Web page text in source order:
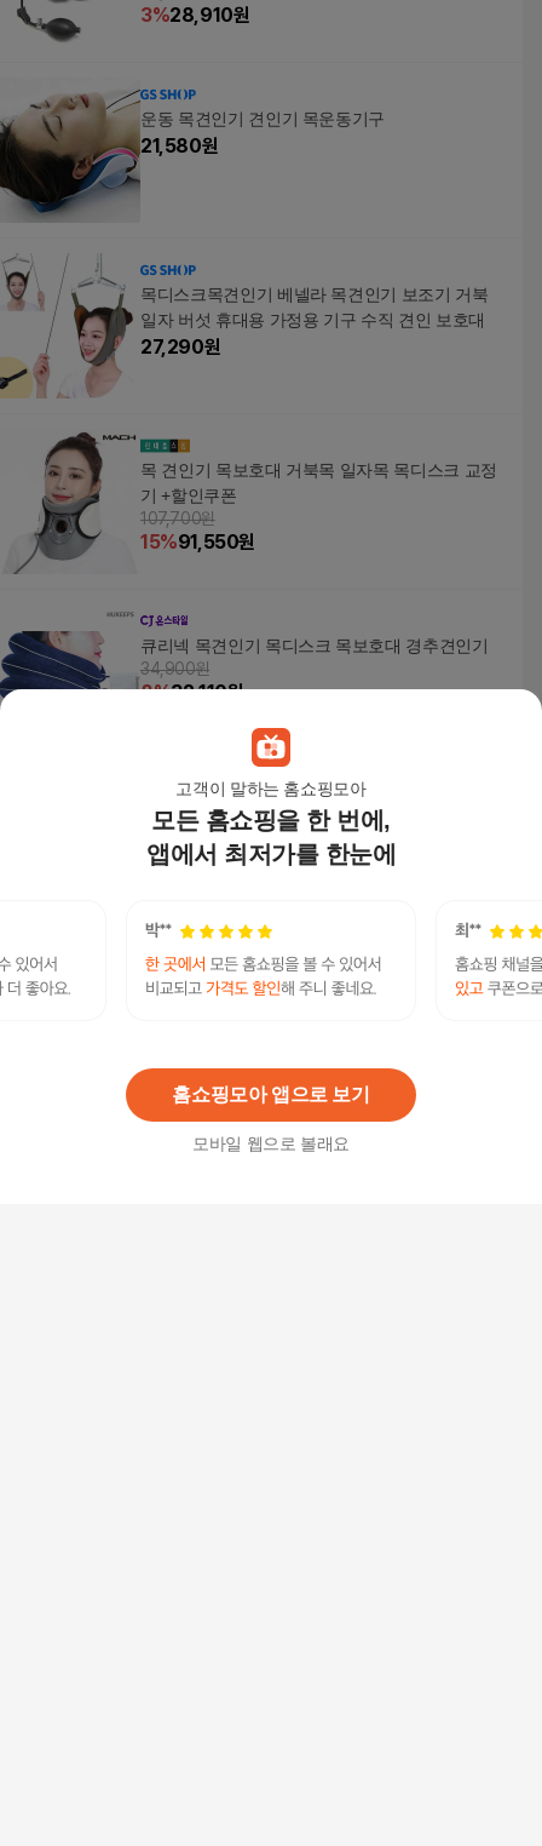
고객이 말하는 홈쇼핑모아
모든 홈쇼핑을 한 번에,
앱에서 최저가를 한눈에
홈쇼핑모아 앱으로 보기
모바일 웹으로 볼래요
3%28,910원
운동 목견인기 견인기 목운동기구
21,580원
목디스크목견인기 베넬라 목견인기 보조기 거북
일자 버섯 휴대용 가정용 기구 수직 견인 보호대
27,290원
목 견인기 목보호대 거북목 일자목 목디스크 교정
기 +할인쿠폰
107,700원
15%91,550원
큐리넥 목견인기 목디스크 목보호대 경추견인기
34,900원
8%32,110원
목견인기 견인기 목운동기구
21,580원
목운동기구 목견인기 견인기